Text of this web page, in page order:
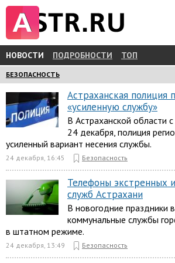
НОВОСТИ ПОДРОБНОСТИ ТОП
БЕЗОПАСНОСТЬ
Астраханская полиция
«усиленную службу»
В Астраханской области
24 декабря, полиция
усиленный вариант несения службы.
24 декабря, 16:45 Безопасность
Телефоны экстренных
служб Астрахани
В новогодние праздники
коммунальные службы
в штатном режиме.
24 декабря, 13:49 Безопасность